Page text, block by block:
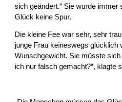
sich geändert.“ Sie wurde immer
Glück keine Spur.
Die kleine Fee war sehr, sehr
junge Frau keineswegs glücklich
Wunschgewicht. Sie müsste
ich nur falsch gemacht?“, klagte